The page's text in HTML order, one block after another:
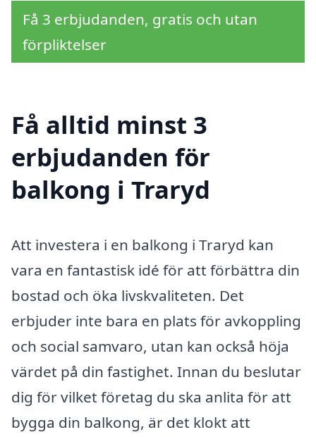
Få 3 erbjudanden, gratis och utan
förpliktelser
Få alltid minst 3
erbjudanden för
balkong i Traryd
Att investera i en balkong i Traryd kan
vara en fantastisk idé för att förbättra din
bostad och öka livskvaliteten. Det
erbjuder inte bara en plats för avkoppling
och social samvaro, utan kan också höja
värdet på din fastighet. Innan du beslutar
dig för vilket företag du ska anlita för att
bygga din balkong, är det klokt att